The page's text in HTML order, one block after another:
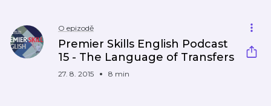
O epizodě
Premier Skills English Podcast
15 - The Language of Transfers
27. 8. 2015 8 min